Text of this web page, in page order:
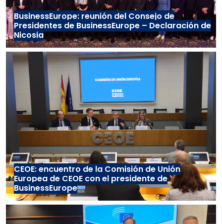
BusinessEurope: reunión del Consejo de
Presidentes de BusinessEurope – Declaración de
Nicosia
CEOE: encuentro de la Comisión de Unión
Europea de CEOE con el presidente de
BusinessEurope